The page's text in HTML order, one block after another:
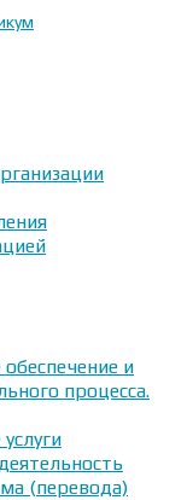
и
процесса.
(перевода)